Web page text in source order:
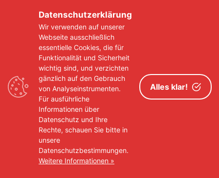
Wie kann ich als Model meine
Reiseleidenschaft mit meiner Karriere
verbinden?
11. Juli 2024 Closed
IM TREND
Datenschutzerklärung
Wir verwenden auf unserer
Webseite ausschließlich
essentielle Cookies, die für
Funktionalität und Sicherheit
wichtig sind, und verzichten
gänzlich auf den Gebrauch
von Analyseinstrumenten.
Für ausführliche
Informationen über
Datenschutz und Ihre
Rechte, schauen Sie bitte in
unsere
Datenschutzbestimmungen.
Weitere Informationen »
Alles klar!